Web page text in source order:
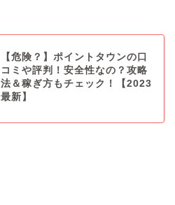
【危険？】ポイントタウンの口
コミや評判！安全性なの？攻略
法＆稼ぎ方もチェック！【2023
最新】